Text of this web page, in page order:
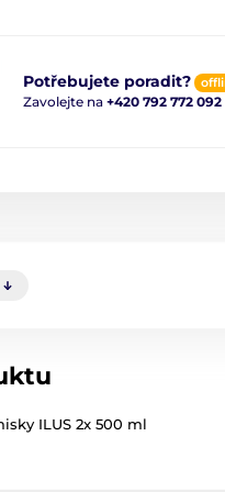
Potřebujete poradit?
Zavolejte na +420 792 772 092
ILUS 2x 500 ml